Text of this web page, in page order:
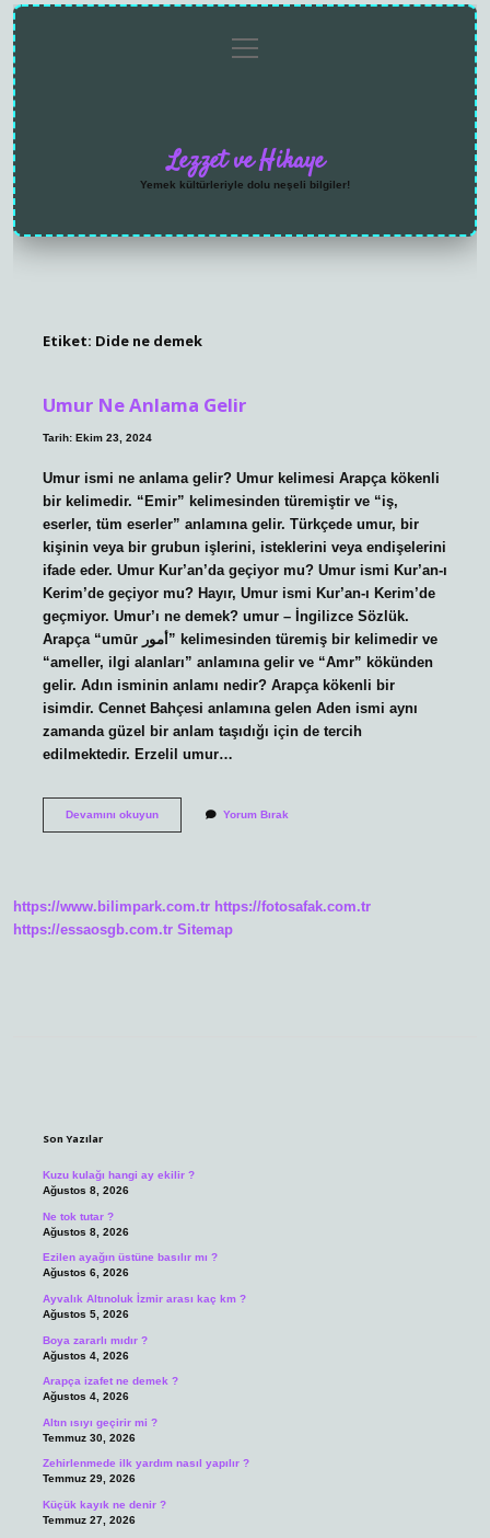
menüyü
aç
Lezzet ve Hikaye
Yemek kültürleriyle dolu neşeli bilgiler!
Etiket: Dide ne demek
Umur Ne Anlama Gelir
Tarih: Ekim 23, 2024
Umur ismi ne anlama gelir? Umur kelimesi Arapça kökenli
bir kelimedir. “Emir” kelimesinden türemiştir ve “iş,
eserler, tüm eserler” anlamına gelir. Türkçede umur, bir
kişinin veya bir grubun işlerini, isteklerini veya endişelerini
ifade eder. Umur Kur’an’da geçiyor mu? Umur ismi Kur’an-ı
Kerim’de geçiyor mu? Hayır, Umur ismi Kur’an-ı Kerim’de
geçmiyor. Umur’ı ne demek? umur – İngilizce Sözlük.
Arapça “umūr أمور” kelimesinden türemiş bir kelimedir ve
“ameller, ilgi alanları” anlamına gelir ve “Amr” kökünden
gelir. Adın isminin anlamı nedir? Arapça kökenli bir
isimdir. Cennet Bahçesi anlamına gelen Aden ismi aynı
zamanda güzel bir anlam taşıdığı için de tercih
edilmektedir. Erzelil umur…
Devamını okuyunUmur
Yorum Bırak
https://www.bilimpark.com.tr https://fotosafak.com.tr
https://essaosgb.com.tr Sitemap
Son Yazılar
Kuzu kulağı hangi ay ekilir ?
Ağustos 8, 2026
Ne tok tutar ?
Ağustos 8, 2026
Ezilen ayağın üstüne basılır mı ?
Ağustos 6, 2026
Ayvalık Altınoluk İzmir arası kaç km ?
Ağustos 5, 2026
Boya zararlı mıdır ?
Ağustos 4, 2026
Arapça izafet ne demek ?
Ağustos 4, 2026
Altın ısıyı geçirir mi ?
Temmuz 30, 2026
Zehirlenmede ilk yardım nasıl yapılır ?
Temmuz 29, 2026
Küçük kayık ne denir ?
Temmuz 27, 2026